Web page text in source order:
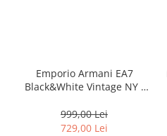
Emporio Armani EA7
Black&White Vintage NY -
999,00 Lei
729,00 Lei